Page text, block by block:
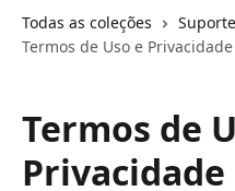
Todas as coleções
Termos de Uso e Privacidade
Termos de
Privacidade